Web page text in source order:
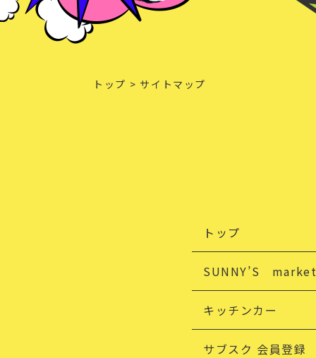
トップ サイトマップ
トップ
SUNNY’S
キッチンカー
サブスク 会員登録